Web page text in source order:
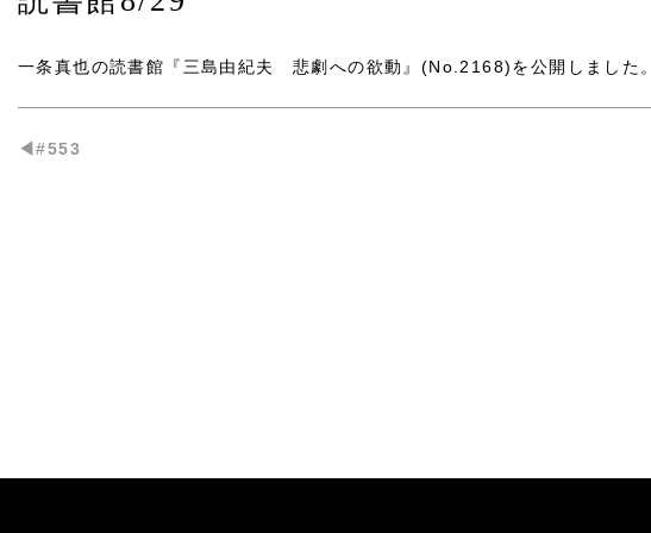
一条真也の読書館『三島由紀夫 悲劇への欲動』(No.2168)を公開しました。
◀︎#553